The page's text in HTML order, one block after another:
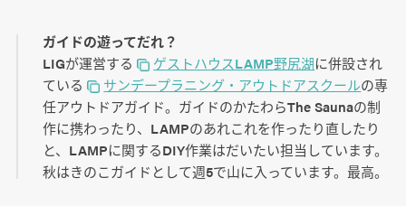
ガイドの遊ってだれ？
LIGが運営する
ゲストハウスLAMP野尻湖に併設され
ている
サンデープラニング・アウトドアスクールの専
任アウトドアガイド。ガイドのかたわらThe Saunaの制
作に携わったり、LAMPのあれこれを作ったり直したり
と、LAMPに関するDIY作業はだいたい担当しています。
秋はきのこガイドとして週5で山に入っています。最高。